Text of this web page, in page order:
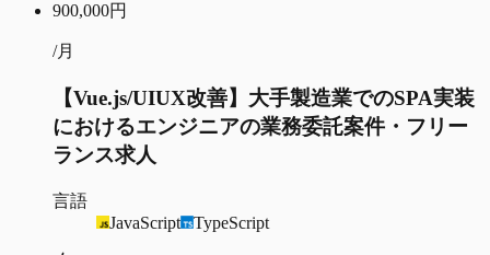
900,000円
/月
【Vue.js/UIUX改善】大手製造業でのSPA実装
におけるエンジニアの業務委託案件・フリー
ランス求人
言語
JavaScript
TypeScript